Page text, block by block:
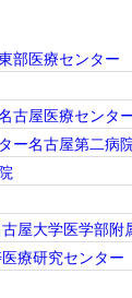
部医療センター
古屋医療センタ
ー名古屋第二病
屋大学医学部附
療研究センター